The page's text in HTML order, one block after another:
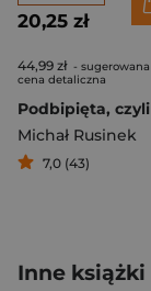
20,25 zł
44,99 zł - sugerowana
cena detaliczna
Michał Rusinek
7,0 (43)
Inne książki